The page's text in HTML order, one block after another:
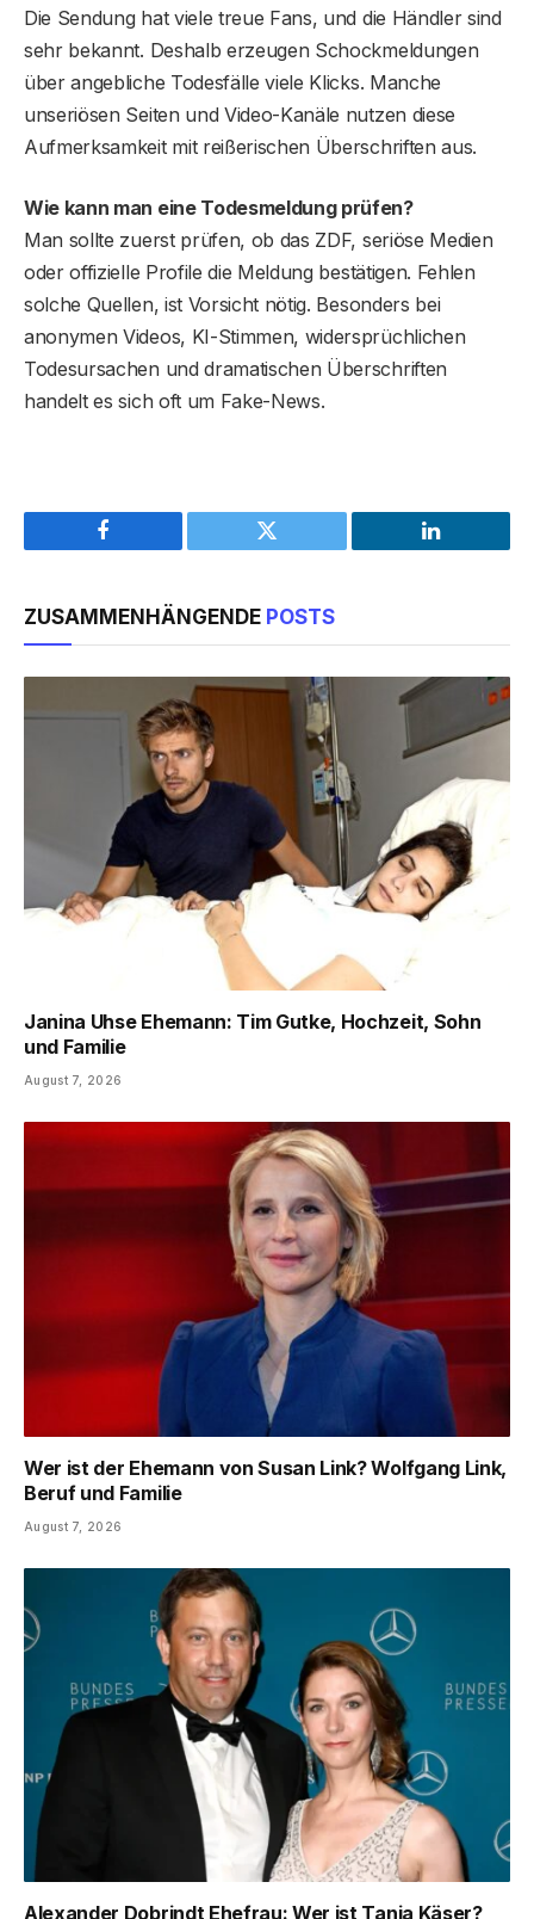
Die Sendung hat viele treue Fans, und die Händler sind
sehr bekannt. Deshalb erzeugen Schockmeldungen
über angebliche Todesfälle viele Klicks. Manche
unseriösen Seiten und Video-Kanäle nutzen diese
Aufmerksamkeit mit reißerischen Überschriften aus.
Wie kann man eine Todesmeldung prüfen?
Man sollte zuerst prüfen, ob das ZDF, seriöse Medien
oder offizielle Profile die Meldung bestätigen. Fehlen
solche Quellen, ist Vorsicht nötig. Besonders bei
anonymen Videos, KI-Stimmen, widersprüchlichen
Todesursachen und dramatischen Überschriften
handelt es sich oft um Fake-News.
Facebook Twitter LinkedIn
ZUSAMMENHÄNGENDE POSTS
Janina Uhse Ehemann: Tim Gutke, Hochzeit, Sohn
und Familie
August 7, 2026
Wer ist der Ehemann von Susan Link? Wolfgang Link,
Beruf und Familie
August 7, 2026
Alexander Dobrindt Ehefrau: Wer ist Tanja Käser?